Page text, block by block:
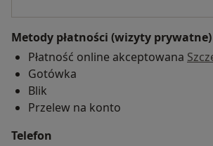
Metody płatności (wizyty prywatne)
Płatność online akceptowana
Gotówka
Blik
Przelew na konto
Telefon